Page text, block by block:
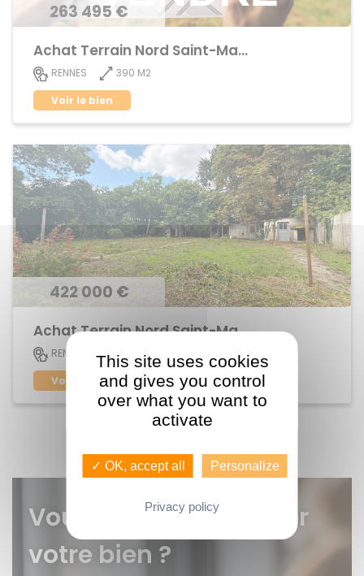
263 495 €
Achat Terrain Nord Saint-Martin
RENNES
390 M2
Voir le bien
422 000 €
Achat Terrain Nord Saint-Martin
RENNES
520 M2
Voir le bien
Vous voulez faire gérer
votre bien ?
This site uses cookies
and gives you control
over what you want to
activate
✓ OK, accept all Personalize
Privacy policy